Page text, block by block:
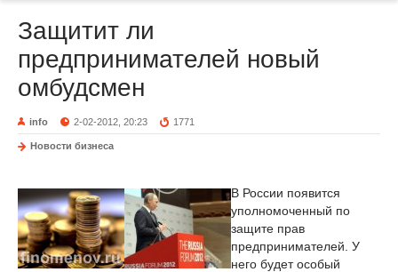
Защитит ли
предпринимателей новый
омбудсмен
info 2-02-2012, 20:23 1771
Новости бизнеса
В России появится
уполномоченный по
защите прав
предпринимателей. У
него будет особый